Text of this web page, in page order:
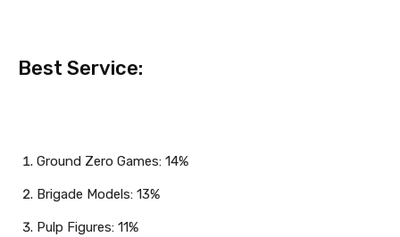
Best Service:
Ground Zero Games: 14%
Brigade Models: 13%
Pulp Figures: 11%